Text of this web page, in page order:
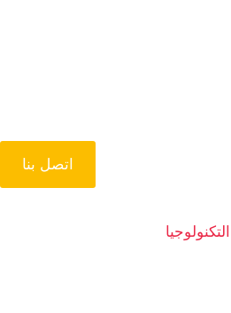
اتصل بنا
التكنولوجيا